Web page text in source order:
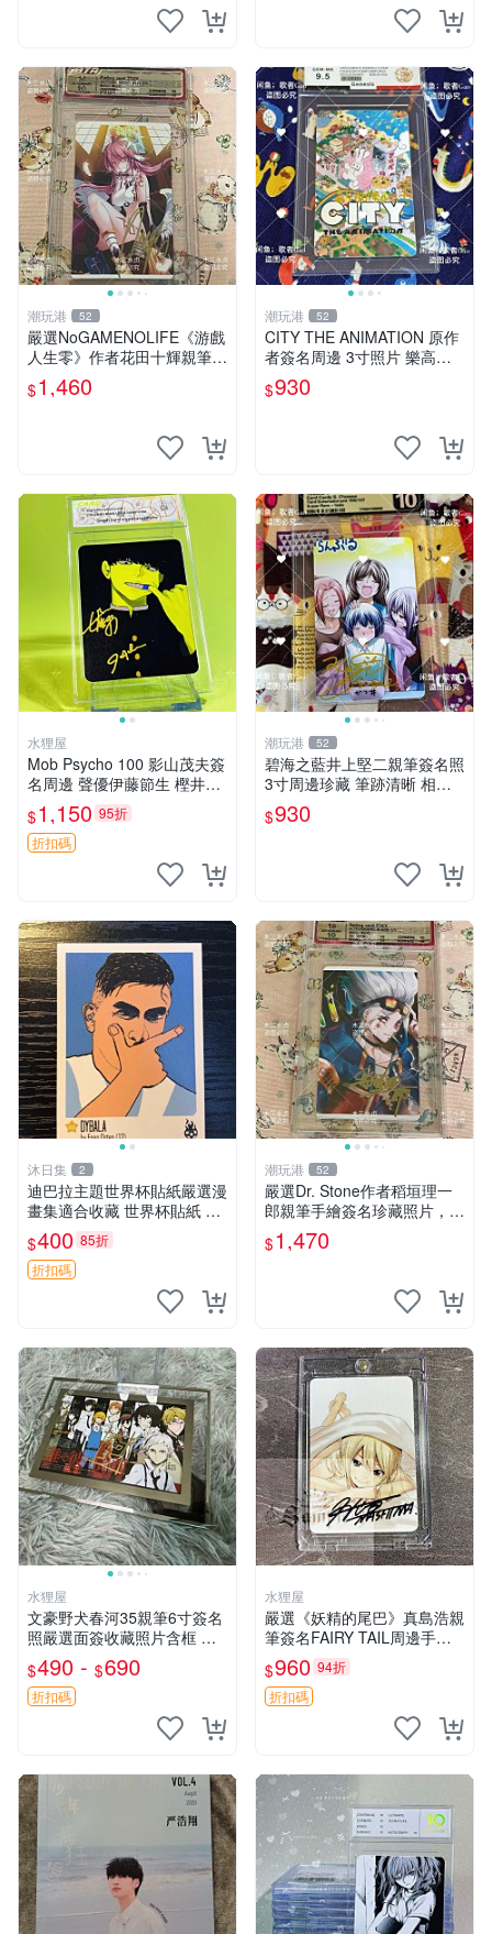
潮玩港 52
嚴選NoGAMENOLIFE《游戲
人生零》作者花田十輝親筆簽
名照片，3英寸真品收藏。簽
名經典角色周邊推薦收藏。
$1,460
潮玩港 52
CITY THE ANIMATION 原作
者簽名周邊 3寸照片 樂高卡
磚 自製限量版 nichijou city th
e animation 簽名照 卡
$930
水狸屋
Mob Psycho 100 影山茂夫簽
名周邊 聲優伊藤節生 樫井孝
宏真跡 馴良新隆親筆簽名照
3寸裝幀原盒 中古珍藏 靈幻
新隆 Mob Psycho
$1,150 95折
折扣碼
潮玩港 52
碧海之藍井上堅二親筆簽名照
3寸周邊珍藏 筆跡清晰 相框
精美 碧海之藍 簽名照片 井上
堅二 周邊品
$930
沐日集 2
迪巴拉主題世界杯貼紙嚴選漫
畫集適合收藏 世界杯貼紙 迪
巴拉 漫畫
$400 85折
折扣碼
潮玩港 52
嚴選Dr. Stone作者稻垣理一
郎親筆手繪簽名珍藏照片，3
英寸真品實拍 石紀、DoctorS
tone、收藏
$1,470
水狸屋
文豪野犬春河35親筆6寸簽名
照嚴選面簽收藏照片含框 文
豪野犬簽名周邊 照片 標籤
$490 - $690
折扣碼
水狸屋
嚴選《妖精的尾巴》真島浩親
筆簽名FAIRY TAIL周邊手寫
限量收藏 尺寸3寸 日本回憶
版中古 妖精的尾巴 周邊 FAIR
Y_TAIL
$960 94折
折扣碼